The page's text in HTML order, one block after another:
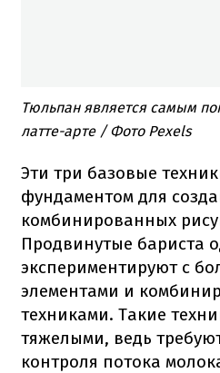
Тюльпан является самым
латте-арте / Фото Pexels
Эти три базовые
фундаментом для
комбинированных
Продвинутые бариста
экспериментируют с
элементами и
техниками. Такие
тяжелыми, ведь
контроля потока